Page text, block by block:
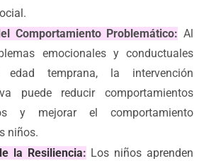
Comportamiento Problemático: Al
emocionales y conductuales
edad temprana, la intervención
puede reducir comportamientos
y mejorar el comportamiento
niños.
la Resiliencia: Los niños aprenden